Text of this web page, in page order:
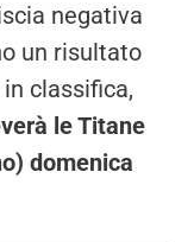
negativa
un risultato
classifica,
le Titane
domenica